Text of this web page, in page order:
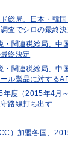
総局、日本・韓
査でシロの最終
・関連税総局、中
終決定
・関連税総局、中
ル製品に対する
年度（2015年4月
路線打ち出す
）加盟各国、